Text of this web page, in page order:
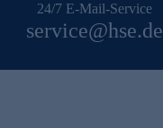
24/7 E-Mail-Service
service@hse.de